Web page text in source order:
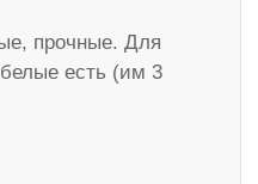
прочные. Для
есть (им 3